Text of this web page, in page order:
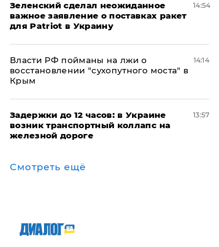
Зеленский сделал неожиданное
важное заявление о поставках ракет
для Patriot в Украину
14:54
Власти РФ пойманы на лжи о
восстановлении "сухопутного моста" в
Крым
14:14
Задержки до 12 часов: в Украине
возник транспортный коллапс на
железной дороге
13:57
Смотреть ещё